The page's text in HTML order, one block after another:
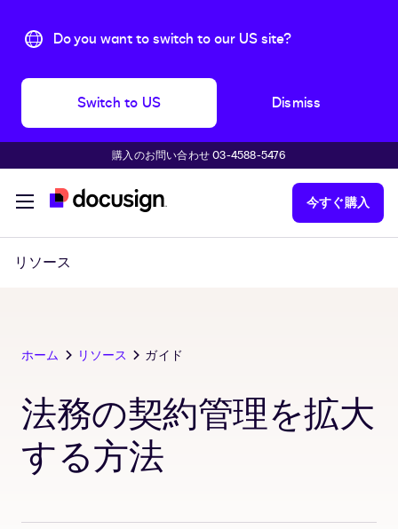
Do you want to switch to our US site?
Switch to US Dismiss
購入のお問い合わせ 03-4588-5476
今すぐ購入
リソース
ホーム リソース ガイド
法務の契約管理を拡大
する方法